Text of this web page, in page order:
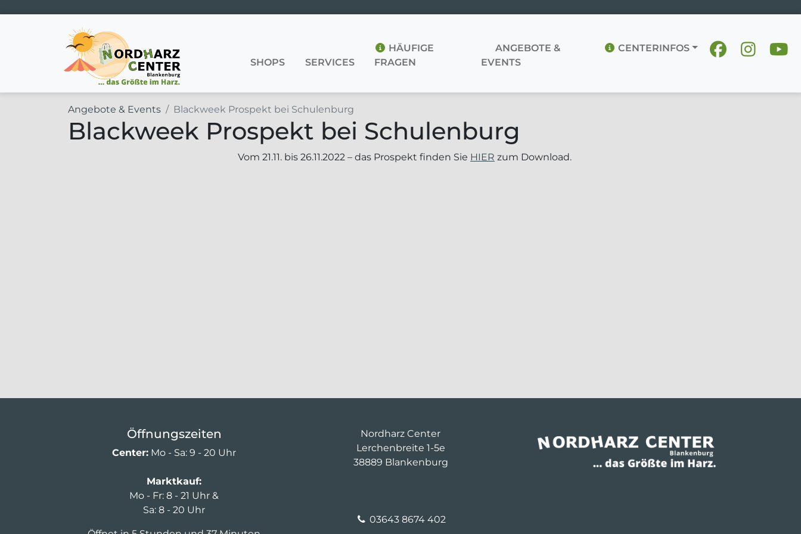
Hauptnavigation SHOPS SERVICES
HÄUFIGE
FRAGEN
ANGEBOTE &
EVENTS
CENTERINFOS
Angebote & Events Blackweek Prospekt bei Schulenburg
Blackweek Prospekt bei Schulenburg
Vom 21.11. bis 26.11.2022 – das Prospekt finden Sie HIER zum Download.
Öffnungszeiten
Center: Mo - Sa: 9 - 20 Uhr
Marktkauf:
Mo - Fr: 8 - 21 Uhr &
Sa: 8 - 20 Uhr
Nordharz Center
Lerchenbreite 1-5e
38889 Blankenburg
03643 8674 402